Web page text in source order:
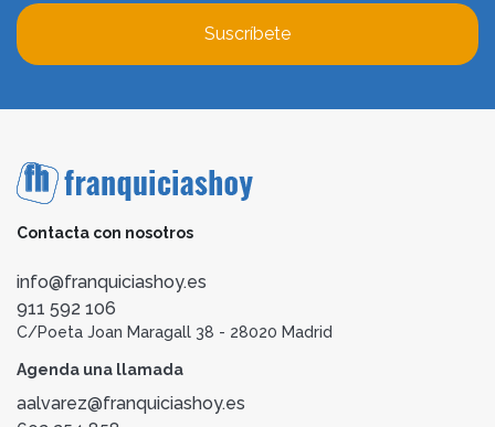
Suscríbete
Contacta con nosotros
info@franquiciashoy.es
911 592 106
C/Poeta Joan Maragall 38 - 28020 Madrid
Agenda una llamada
aalvarez@franquiciashoy.es